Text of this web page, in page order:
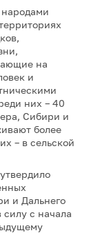
на
и
них – 40
Сибири и
более
– в сельской
и Дальнего
силу с начала